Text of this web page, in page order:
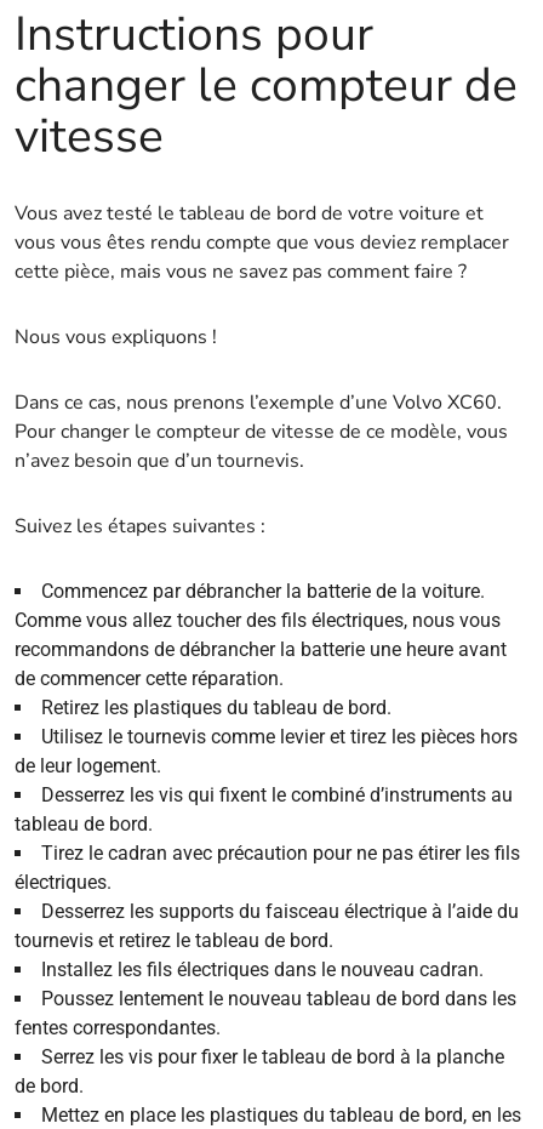
Instructions pour
changer le compteur de
vitesse
Vous avez testé le tableau de bord de votre voiture et
vous vous êtes rendu compte que vous deviez remplacer
cette pièce, mais vous ne savez pas comment faire ?
Nous vous expliquons !
Dans ce cas, nous prenons l’exemple d’une Volvo XC60.
Pour changer le compteur de vitesse de ce modèle, vous
n’avez besoin que d’un tournevis.
Suivez les étapes suivantes :
Commencez par débrancher la batterie de la voiture.
Comme vous allez toucher des fils électriques, nous vous
recommandons de débrancher la batterie une heure avant
de commencer cette réparation.
Retirez les plastiques du tableau de bord.
Utilisez le tournevis comme levier et tirez les pièces hors
de leur logement.
Desserrez les vis qui fixent le combiné d’instruments au
tableau de bord.
Tirez le cadran avec précaution pour ne pas étirer les fils
électriques.
Desserrez les supports du faisceau électrique à l’aide du
tournevis et retirez le tableau de bord.
Installez les fils électriques dans le nouveau cadran.
Poussez lentement le nouveau tableau de bord dans les
fentes correspondantes.
Serrez les vis pour fixer le tableau de bord à la planche
de bord.
Mettez en place les plastiques du tableau de bord, en les